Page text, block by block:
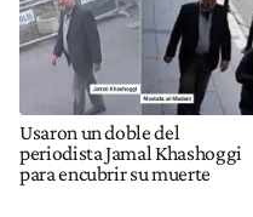
Usaron un doble del
periodista Jamal Khashoggi
para encubrir su muerte